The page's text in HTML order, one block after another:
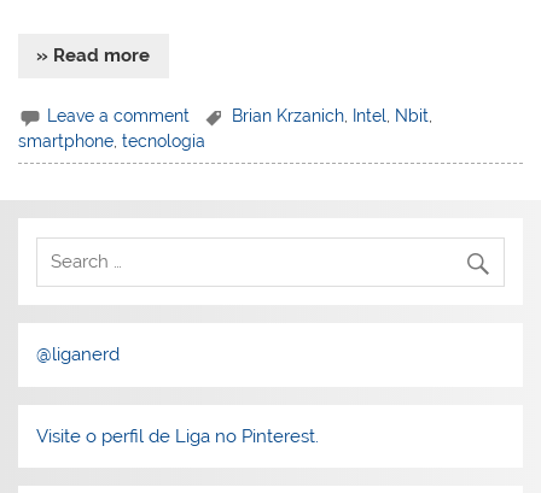
» Read more
Leave a comment Brian Krzanich Intel Nbit
smartphone,tecnologia
@liganerd
Visite o perfil de Liga no Pinterest.